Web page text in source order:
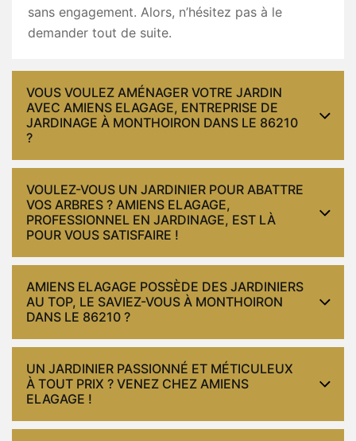
sans engagement. Alors, n’hésitez pas à le
demander tout de suite.
VOUS VOULEZ AMÉNAGER VOTRE JARDIN
AVEC AMIENS ELAGAGE, ENTREPRISE DE
JARDINAGE À MONTHOIRON DANS LE 86210
?
VOULEZ-VOUS UN JARDINIER POUR ABATTRE
VOS ARBRES ? AMIENS ELAGAGE,
PROFESSIONNEL EN JARDINAGE, EST LÀ
POUR VOUS SATISFAIRE !
AMIENS ELAGAGE POSSÈDE DES JARDINIERS
AU TOP, LE SAVIEZ-VOUS À MONTHOIRON
DANS LE 86210 ?
UN JARDINIER PASSIONNÉ ET MÉTICULEUX
À TOUT PRIX ? VENEZ CHEZ AMIENS
ELAGAGE !